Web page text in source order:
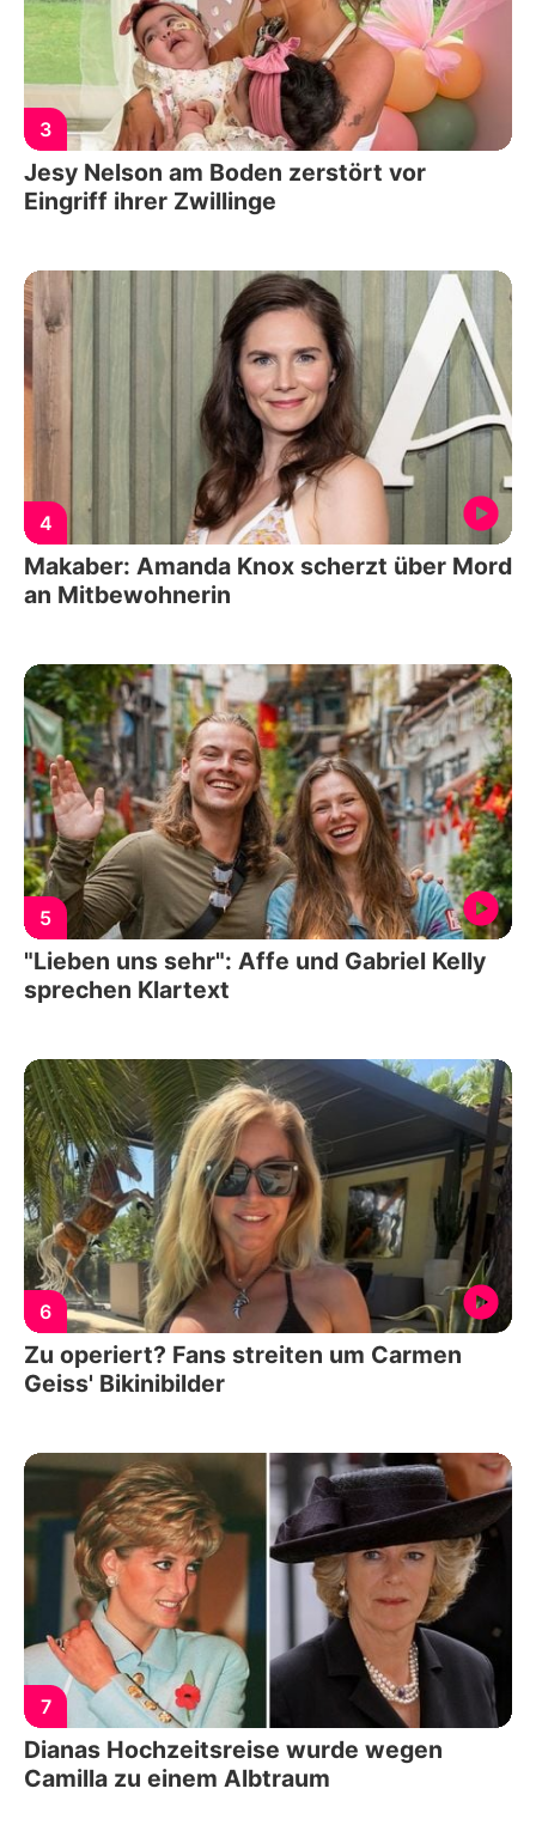
3
Jesy Nelson am Boden zerstört vor
Eingriff ihrer Zwillinge
4
Makaber: Amanda Knox scherzt über Mord
an Mitbewohnerin
5
"Lieben uns sehr": Affe und Gabriel Kelly
sprechen Klartext
6
Zu operiert? Fans streiten um Carmen
Geiss' Bikinibilder
7
Dianas Hochzeitsreise wurde wegen
Camilla zu einem Albtraum